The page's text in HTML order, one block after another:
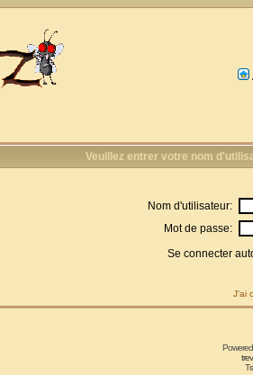
Veuillez entrer votre nom
Nom d'utilisateur:
Mot de passe:
Se connecter
J'ai